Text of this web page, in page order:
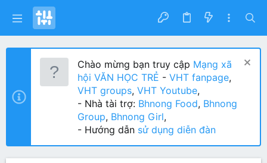
Chào mừng bạn truy cập Mạng xã
hội VĂN HỌC TRẺ - VHT fanpage,
VHT groups, VHT Youtube,
- Nhà tài trợ: Bhnong Food, Bhnong
Group, Bhnong Girl,
- Hướng dẫn sử dụng diễn đàn